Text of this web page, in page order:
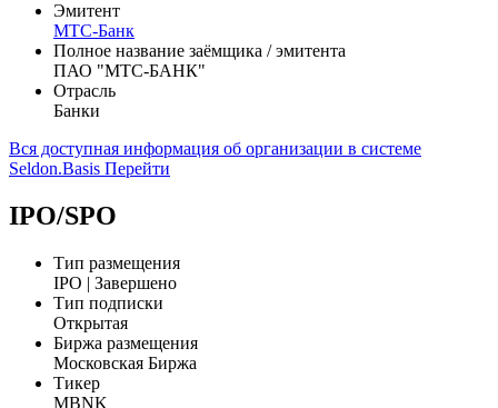
Эмитент
МТС-Банк
Полное название заёмщика / эмитента
ПАО "МТС-БАНК"
Отрасль
Банки
Вся доступная информация об организации в системе
Seldon.Basis Перейти
IPO/SPO
Тип размещения
IPO | Завершено
Тип подписки
Открытая
Биржа размещения
Московская Биржа
Тикер
MBNK